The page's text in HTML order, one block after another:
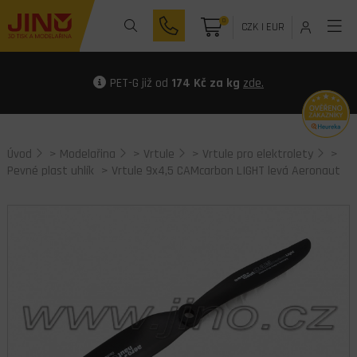
0 CZK| EUR
PET-G již od 174 Kč za kg zde.
Úvod > Modelařina > Vrtule > Vrtule pro elektrolety
>
Pevné plast uhlík > Vrtule 9x4,5 CAMcarbon LIGHT levá Aeronaut